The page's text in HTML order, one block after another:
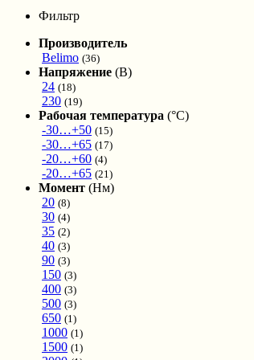
Фильтр
Производитель
Belimo (36)
Напряжение (В)
24 (18)
230 (19)
Рабочая температура (°С)
-30…+50 (15)
-30…+65 (17)
-20…+60 (4)
-20…+65 (21)
Момент (Нм)
20 (8)
30 (4)
35 (2)
40 (3)
90 (3)
150 (3)
400 (3)
500 (3)
650 (1)
1000 (1)
1500 (1)